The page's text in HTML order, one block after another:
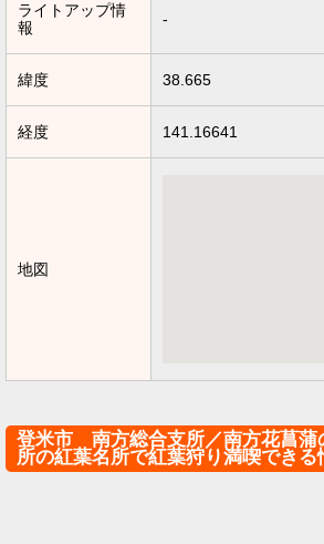
ライトアップ情
報
-
緯度 38.665
経度 141.16641
地図
登米市 南方総合支所／南方花菖蒲
所の紅葉名所で紅葉狩り満喫できる